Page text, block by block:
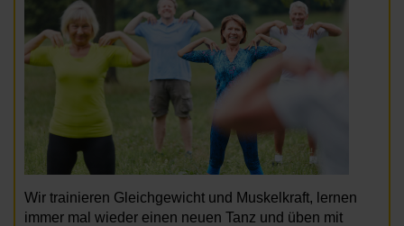
Wir trainieren Gleichgewicht und Muskelkraft, lernen
immer mal wieder einen neuen Tanz und üben mit